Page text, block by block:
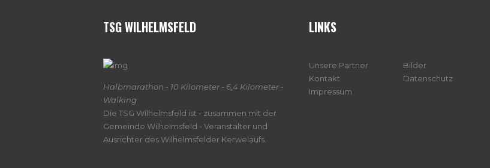
TSG WILHELMSFELD
Halbmarathon - 10 Kilometer - 6,4 Kilometer -
Walking
Die TSG Wilhelmsfeld ist - zusammen mit der
Gemeinde Wilhelmsfeld - Veranstalter und
Ausrichter des Wilhelmsfelder Kerwelaufs.
LINKS
Unsere Partner
Bilder
Kontakt
Datenschutz
Impressum